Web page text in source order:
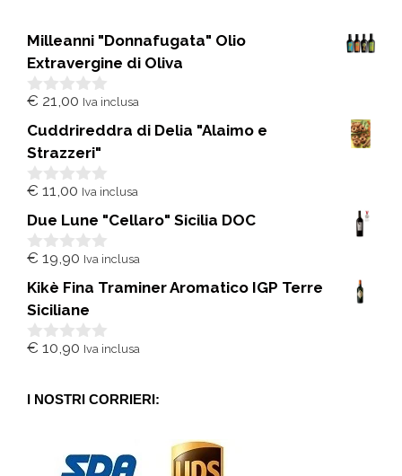
Milleanni "Donnafugata" Olio
Extravergine di Oliva
0
u
5
€ 21,00 Iva inclusa
Cuddrireddra di Delia "Alaimo e
Strazzeri"
0
u
5
€ 11,00 Iva inclusa
Due Lune "Cellaro" Sicilia DOC
0
u
5
€ 19,90 Iva inclusa
Kikè Fina Traminer Aromatico IGP Terre
Siciliane
0
5
€ 10,90 Iva inclusa
I NOSTRI CORRIERI: